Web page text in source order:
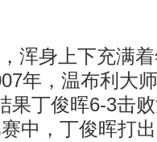
身上下充满着
年，温布利大
果丁俊晖6-3击
中，丁俊晖打